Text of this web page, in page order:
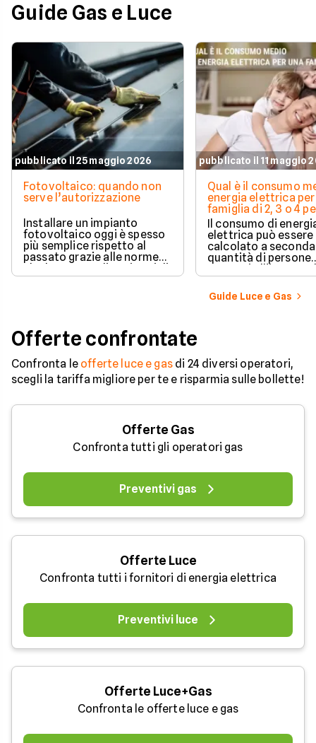
Guide Gas e Luce
pubblicato il 25 maggio 2026
Fotovoltaico: quando non
serve l’autorizzazione
Installare un impianto
fotovoltaico oggi è spesso
più semplice rispetto al
passato grazie alle norme
che hanno ampliato i casi di
edilizia libera.
pubblicato il 11 maggio
Qual è il consumo
energia elettrica per
famiglia di 2, 3 o 4
Il consumo di
elettrica può essere
calcolato a
quantità di persone
presenti all'interno
determinato
numerosi i fattori
influenzano questo
Guide Luce e Gas
Offerte confrontate
Confronta le offerte luce e gasdi 24 diversi operatori,
scegli la tariffa migliore per te e risparmia sulle bollette!
Offerte Gas
Confronta tutti gli operatori gas
Preventivi gas
Offerte Luce
Confronta tutti i fornitori di energia elettrica
Preventivi luce
Offerte Luce+Gas
Confronta le offerte luce e gas